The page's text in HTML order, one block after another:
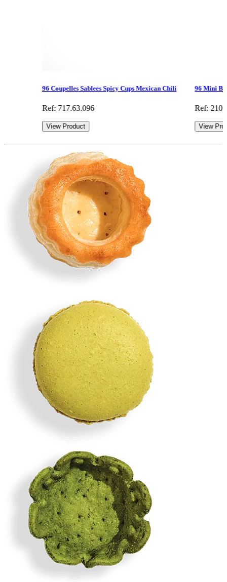
96 Coupelles Sablees Spicy Cups Mexican Chili
Ref: 717.63.096
View Product
96 Mini
Ref:
View